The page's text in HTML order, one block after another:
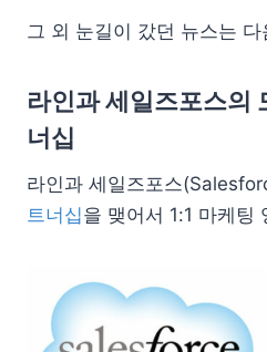
그 외 눈길이 갔던 뉴스는 다
라인과 세일즈포스의
너십
라인과 세일즈포스
트너십을 맺어서 1:1 마케팅